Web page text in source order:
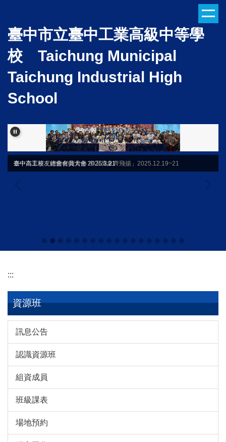
主
要
內
區
臺中市立臺中工業高級中等學
校 Taichung Municipal
Taichung Industrial High
School
臺中高工校友總會會員大會 2026.3.21
臺中市童軍「行蘭40舞青春 中工萬象齊飛揚」2025.12.19~21
:::
資源班
訊息公告
認識資源班
組資成員
班級課表
場地預約